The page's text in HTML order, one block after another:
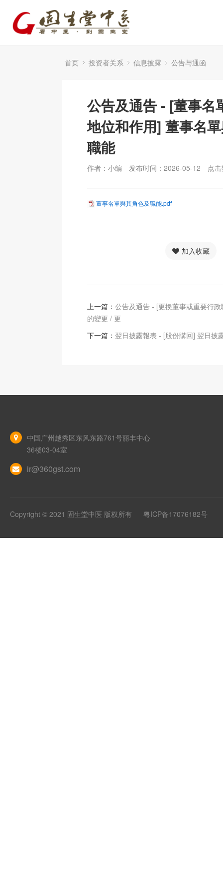
首页 投资者关系 信息披露 公告与通函
公告及通告 - [董事名
地位和作用] 董事名
職能
作者：小编 发布时间：2026-05-12 点
董事名單與其角色及職能.pdf
加入收藏
上一篇： 公告及通告 - [更換董事或重要行
的變更 / 更
下一篇： 翌日披露報表 - [股份購回] 翌日披
中国广州越秀区东风东路761号丽丰中心
36楼03-04室
ir@360gst.com
Copyright © 2021 固生堂中医 版权所有 粤ICP备17076182号